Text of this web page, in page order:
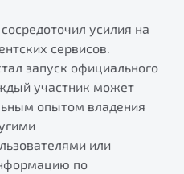
усилия на
сервисов.
запуск официального
участник может
опытом владения
или
по